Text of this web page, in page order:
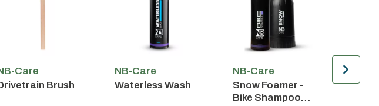
Waterless Wash
Snow Foamer -
Snow Foamer